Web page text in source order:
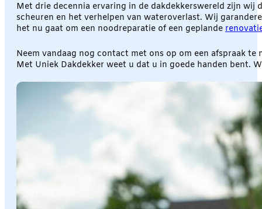
Met drie decennia ervaring in de dakdekkerswereld zijn
scheuren en het verhelpen van wateroverlast. Wij
het nu gaat om een noodreparatie of een geplande
Neem vandaag nog contact met ons op om een afspraak
Met Uniek Dakdekker weet u dat u in goede handen bent.